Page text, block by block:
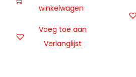
winkelwagen
Voeg toe aan
Verlanglijst